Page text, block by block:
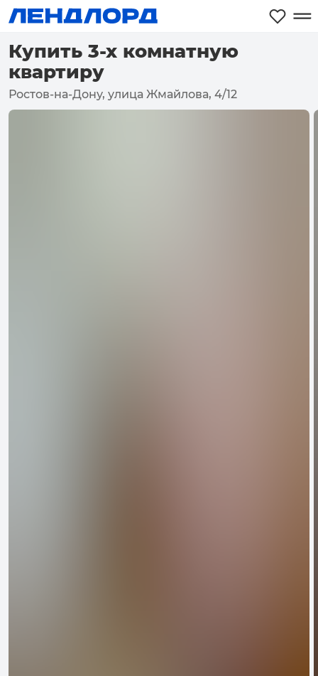
Купить 3-х комнатную
квартиру
Ростов-на-Дону, улица Жмайлова, 4/12